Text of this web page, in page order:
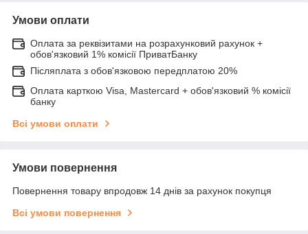
Умови оплати
Оплата за реквізитами на розрахунковий рахунок +
обов'язковий 1% комісії ПриватБанку
Післяплата з обов'язковою передплатою 20%
Оплата карткою Visa, Mastercard + обов'язковий % комісії
банку
Всі умови оплати
Умови повернення
Повернення товару впродовж 14 днів за рахунок покупця
Всі умови повернення